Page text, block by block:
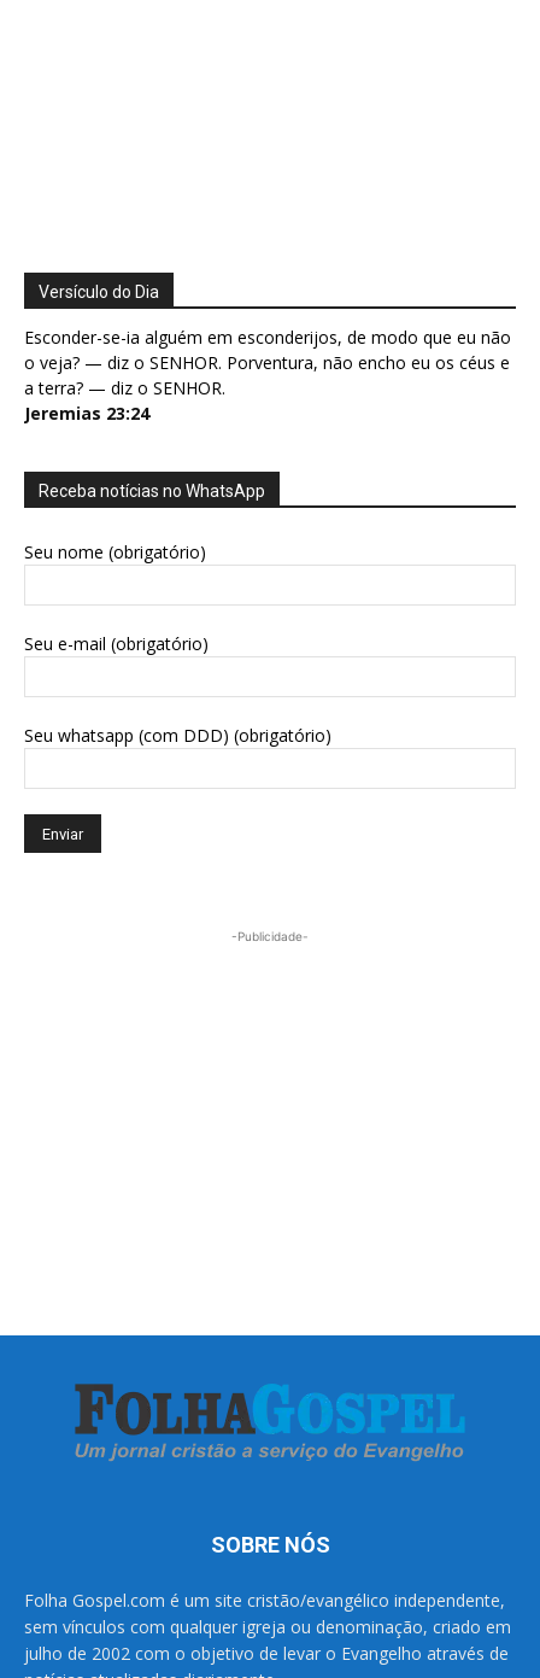
Versículo do Dia
Esconder-se-ia alguém em esconderijos, de modo que eu não
o veja? — diz o SENHOR. Porventura, não encho eu os céus e
a terra? — diz o SENHOR.
Jeremias 23:24
Receba notícias no WhatsApp
Seu nome (obrigatório)
Seu e-mail (obrigatório)
Seu whatsapp (com DDD) (obrigatório)
-Publicidade-
SOBRE NÓS
Folha Gospel.com é um site cristão/evangélico independente,
sem vínculos com qualquer igreja ou denominação, criado em
julho de 2002 com o objetivo de levar o Evangelho através de